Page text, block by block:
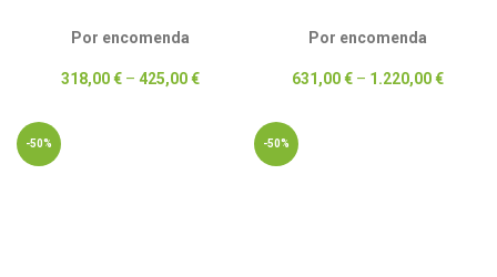
Por encomenda
318,00€– 425,00€
Por encomenda
631,00€– 1.220,00€
-50% -50%